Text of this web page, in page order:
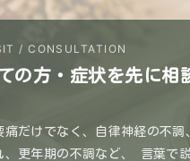
/ CONSULTATION
の方・症状を先に相
痛だけでなく、自律神経の不調
、更年期の不調など、 言葉で